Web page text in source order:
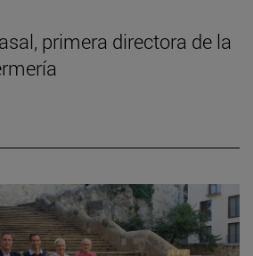
primera directora de la